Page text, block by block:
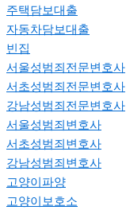
주택담보대출
자동차담보대출
빈집
서울성범죄전문변호사
서초성범죄전문변호사
강남성범죄전문변호사
서울성범죄변호사
서초성범죄변호사
강남성범죄변호사
고양이파양
고양이보호소